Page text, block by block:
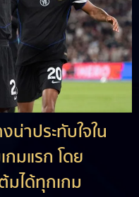
น่าประทับใจใน
มแรก โดย
มได้ทุกเกม